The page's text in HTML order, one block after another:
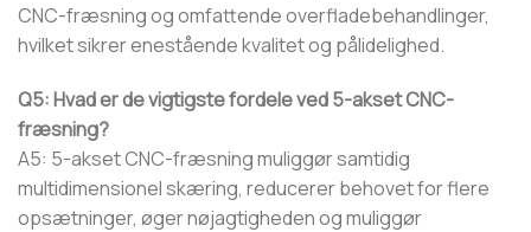
CNC-fræsning og omfattende overfladebehandlinger,
hvilket sikrer enestående kvalitet og pålidelighed.
Q5: Hvad er de vigtigste fordele ved 5-akset CNC-
fræsning?
A5: 5-akset CNC-fræsning muliggør samtidig
multidimensionel skæring, reducerer behovet for flere
opsætninger, øger nøjagtigheden og muliggør